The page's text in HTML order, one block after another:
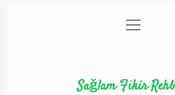
Gizlilik Politikası
menüyü
aç
Sağlam Fikir